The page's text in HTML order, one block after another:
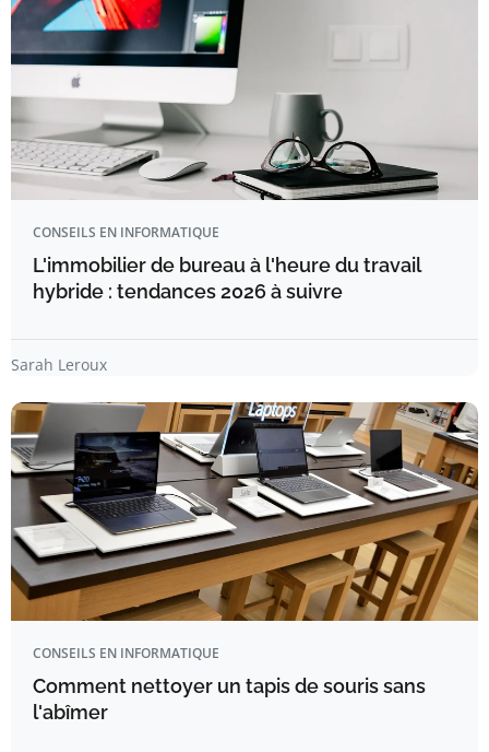
CONSEILS EN INFORMATIQUE
L'immobilier de bureau à l'heure du travail
hybride : tendances 2026 à suivre
Sarah Leroux
CONSEILS EN INFORMATIQUE
Comment nettoyer un tapis de souris sans
l'abîmer